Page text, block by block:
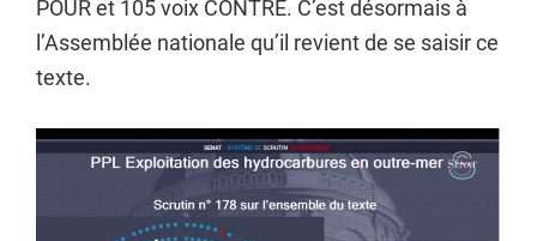
POUR et 105 voix CONTRE. C’est désormais à
l’Assemblée nationale qu’il revient de se saisir ce
texte.